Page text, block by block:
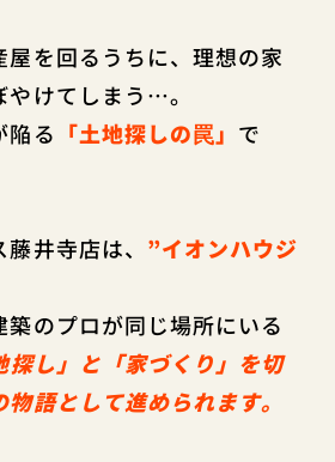
屋を回るうちに、理想の家
けてしまう…。
陥る 「土地探しの罠」 で
井寺店は、 ”イオンハウジ
のプロが同じ場所にいる
探し」と「家づくり」を切
語として進められます。